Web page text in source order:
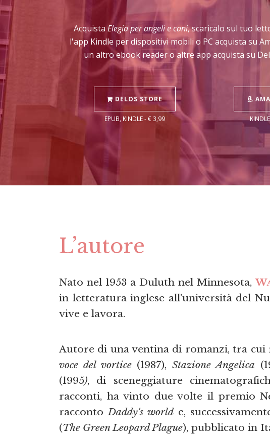
AcquistaElegia per angeli e cani, scaricalo sul tuo
l'app Kindle per dispositivi mobili o PC acquista su
un altro ebook reader o altre app acquista su
DELOS STORE
EPUB, KINDLE - € 3,99
L’autore
Nato nel 1953 a Duluth nel Minnesota,
in letteratura inglese all'università del
vive e lavora.
Autore di una ventina di romanzi, tra cui
voce del vortice(1987),Stazione Angelica
(1995), di sceneggiature
racconti, ha vinto due volte il premio
racconto Daddy's worlde,
(The Green Leopard Plague), pubblicato in